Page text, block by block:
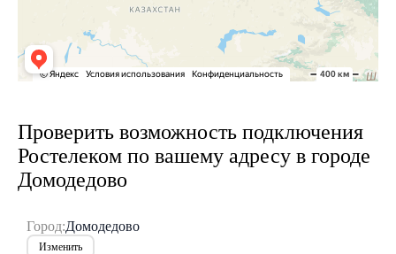
Проверить возможность подключения
Ростелеком по вашему адресу в городе
Домодедово
Город:Домодедово
Изменить